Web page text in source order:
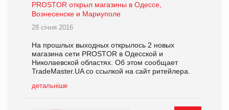
PROSTOR открыл магазины в Одессе,
Вознесенске и Мариуполе
28 січня 2016
На прошлых выходных открылось 2 новых
магазина сети PROSTOR в Одесской и
Николаевской областях. Об этом сообщает
TradeMaster.UA со ссылкой на сайт ритейлера.
детальніше